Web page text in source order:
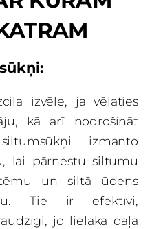
izvēle, ja vēlaties
kā arī nodrošināt
izmanto
lai pārnestu siltumu
un siltā ūdens
Tie ir efektīvi,
jo lielākā daļa